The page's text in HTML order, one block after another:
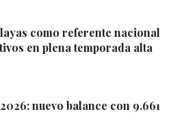
como referente nacional
en plena temporada alta
nuevo balance con 9.661